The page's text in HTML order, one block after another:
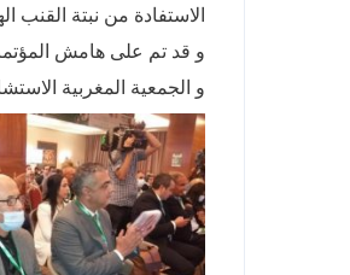
الاستفادة من نبتة
و قد تم على هامش
و الجمعية المغربية